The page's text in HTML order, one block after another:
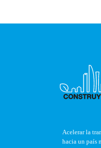
Acelerar la
hacia un país